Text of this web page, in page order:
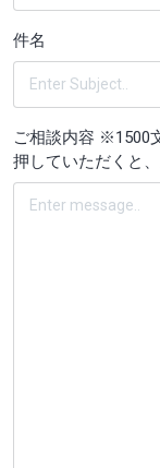
件名
ご相談内容 ※1500
押していただくと